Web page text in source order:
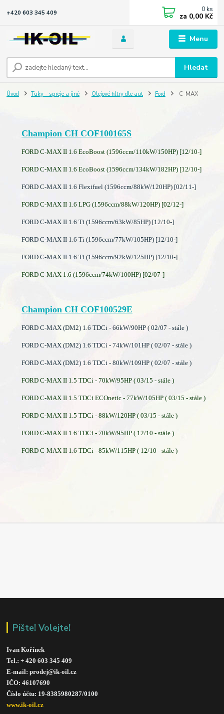
Menu
Hledat
+420 603 345 409 0 ks
za 0,00 Kč
Úvod Tuky - spreje a jiné Olejové filtry dle aut Ford C-MAX
Champion CH COF100165S
FORD C-MAX II 1.6 EcoBoost (1596ccm/110kW/150HP) [12/10-]
FORD C-MAX II 1.6 EcoBoost (1596ccm/134kW/182HP) [12/10-]
FORD C-MAX II 1.6 Flexifuel (1596ccm/88kW/120HP) [02/11-]
FORD C-MAX II 1.6 LPG (1596ccm/88kW/120HP) [02/12-]
FORD C-MAX II 1.6 Ti (1596ccm/63kW/85HP) [12/10-]
FORD C-MAX II 1.6 Ti (1596ccm/77kW/105HP) [12/10-]
FORD C-MAX II 1.6 Ti (1596ccm/92kW/125HP) [12/10-]
FORD C-MAX 1.6 (1596ccm/74kW/100HP) [02/07-]
Champion CH COF100529E
FORD C-MAX (DM2) 1.6 TDCi - 66kW/90HP ( 02/07 - stále )
FORD C-MAX (DM2) 1.6 TDCi - 74kW/101HP ( 02/07 - stále )
FORD C-MAX (DM2) 1.6 TDCi - 80kW/109HP ( 02/07 - stále )
FORD C-MAX II 1.5 TDCi - 70kW/95HP ( 03/15 - stále )
FORD C-MAX II 1.5 TDCi ECOnetic - 77kW/105HP ( 03/15 - stále )
FORD C-MAX II 1.5 TDCi - 88kW/120HP ( 03/15 - stále )
FORD C-MAX II 1.6 TDCi - 70kW/95HP ( 12/10 - stále )
FORD C-MAX II 1.6 TDCi - 85kW/115HP ( 12/10 - stále )
Pište! Volejte!
Ivan Kořínek
Tel.: + 420 603 345 409
E-mail: prodej@ik-oil.cz
IČO: 46107690
Číslo účtu: 19-8385980287/0100
www.ik-oil.cz